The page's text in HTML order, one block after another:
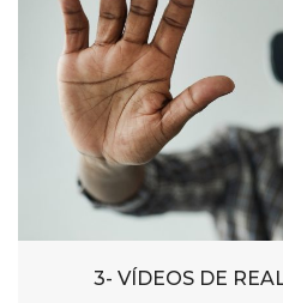
3- VÍDEOS DE